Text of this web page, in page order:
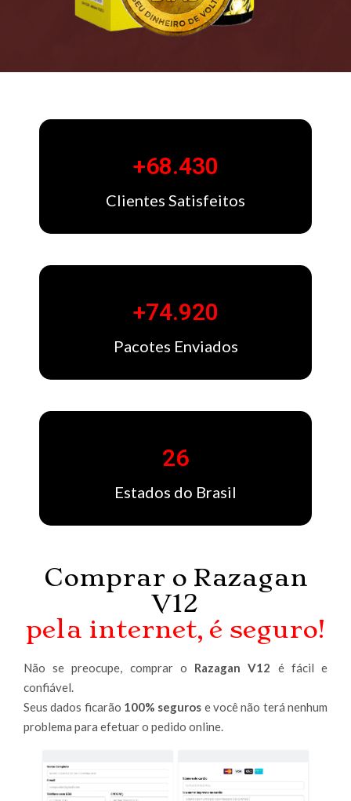
+68.430
Clientes Satisfeitos
+74.920
Pacotes Enviados
26
Estados do Brasil
Comprar o Razagan
V12
pela internet, é seguro!
Não se preocupe, comprar o Razagan V12 é fácil e
confiável.
Seus dados ficarão 100% seguros e você não terá nenhum
problema para efetuar o pedido online.